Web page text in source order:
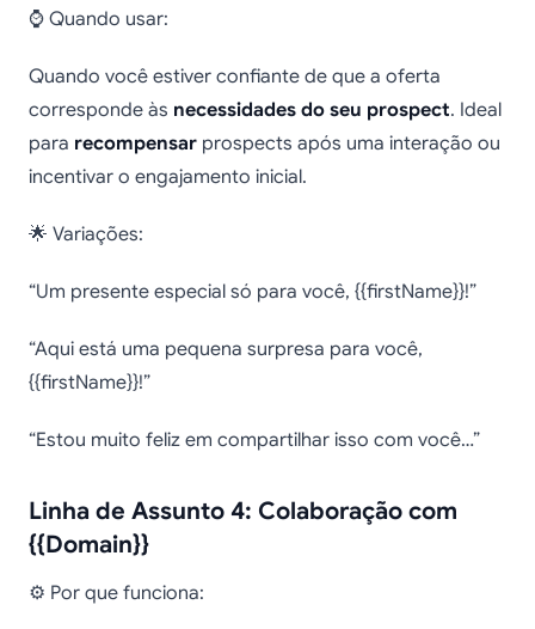
⌚ Quando usar:
Quando você estiver confiante de que a oferta
corresponde às necessidades do seu prospect. Ideal
para recompensar prospects após uma interação ou
incentivar o engajamento inicial.
🌟 Variações:
“Um presente especial só para você, {{firstName}}!”
“Aqui está uma pequena surpresa para você,
{{firstName}}!”
“Estou muito feliz em compartilhar isso com você…”
Linha de Assunto 4: Colaboração com
{{Domain}}
⚙️ Por que funciona: